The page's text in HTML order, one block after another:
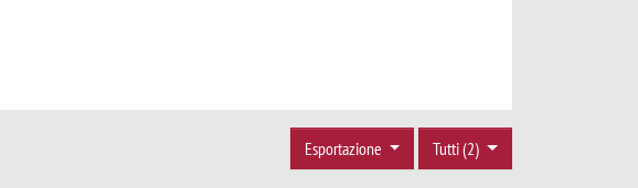
Tutti (2)
Esportazione